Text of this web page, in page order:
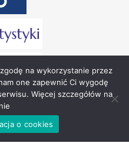
Zdrowia 2024.
na wykorzystanie przez
one zapewnić Ci wygodę
Więcej szczegółów na
o cookies